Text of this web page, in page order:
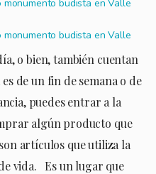
o bien, también cuentan
de un fin de semana o de
puedes entrar a la
algún producto que
artículos que utiliza la
vida. Es un lugar que